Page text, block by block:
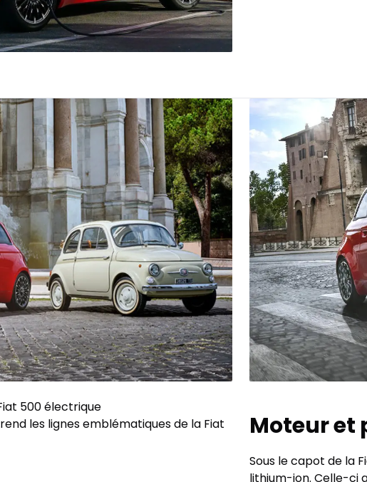
500 électrique
les lignes emblématiques de la Fiat
Moteur et
Sous le capot de la
lithium-ion. Celle-ci